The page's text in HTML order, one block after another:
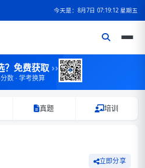
今天是：8月7日 07:19:12 星期五
？免费获取 ››
数 · 学考换算
真题 培训
立即分享